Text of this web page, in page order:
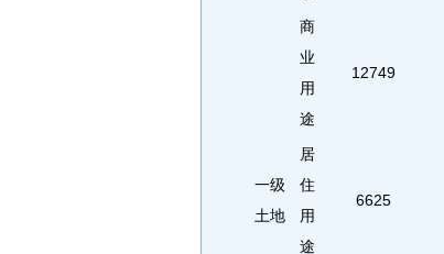
一级
土地
商
业
用
途
12749
居
住
用
途
6625